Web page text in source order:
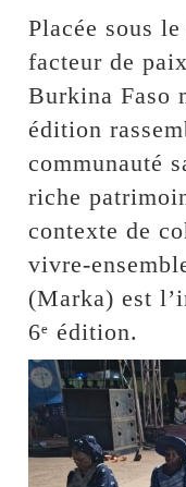
Placée sous
facteur de
Burkina Faso
édition
communauté
riche
contexte de
vivre-
(Marka) est
6ᵉ édition.